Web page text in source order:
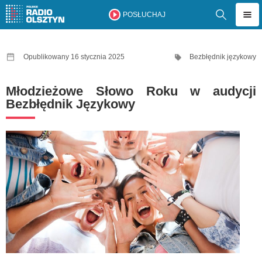
POSŁUCHAJ
Opublikowany 16 stycznia 2025 Bezbłędnik językowy
Młodzieżowe Słowo Roku w audycji
Bezbłędnik Językowy